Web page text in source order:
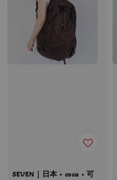
SEVEN｜日本 • coca • 可